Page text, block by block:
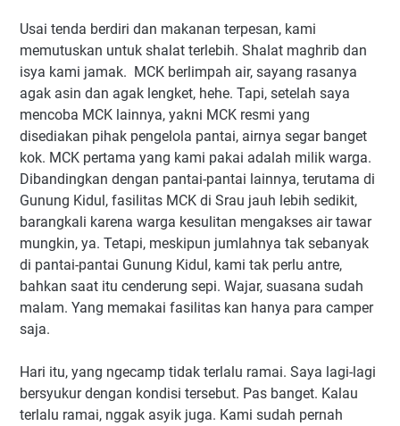
Usai tenda berdiri dan makanan terpesan, kami
memutuskan untuk shalat terlebih. Shalat maghrib dan
isya kami jamak. MCK berlimpah air, sayang rasanya
agak asin dan agak lengket, hehe. Tapi, setelah saya
mencoba MCK lainnya, yakni MCK resmi yang
disediakan pihak pengelola pantai, airnya segar banget
kok. MCK pertama yang kami pakai adalah milik warga.
Dibandingkan dengan pantai-pantai lainnya, terutama di
Gunung Kidul, fasilitas MCK di Srau jauh lebih sedikit,
barangkali karena warga kesulitan mengakses air tawar
mungkin, ya. Tetapi, meskipun jumlahnya tak sebanyak
di pantai-pantai Gunung Kidul, kami tak perlu antre,
bahkan saat itu cenderung sepi. Wajar, suasana sudah
malam. Yang memakai fasilitas kan hanya para camper
saja.
Hari itu, yang ngecamp tidak terlalu ramai. Saya lagi-lagi
bersyukur dengan kondisi tersebut. Pas banget. Kalau
terlalu ramai, nggak asyik juga. Kami sudah pernah